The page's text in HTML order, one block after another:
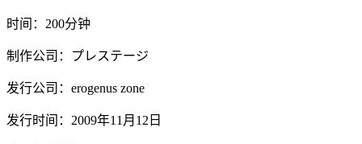
时间：200分钟
制作公司：プレステージ
发行公司：erogenus zone
发行时间：2009年11月12日